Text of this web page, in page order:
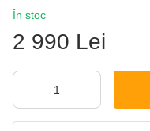
În stoc
2 990 Lei